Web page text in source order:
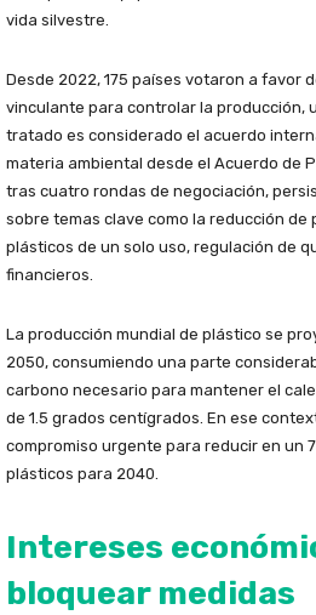
vida silvestre.
Desde 2022, 175 países votaron a favor
vinculante para controlar la producción,
tratado es considerado el acuerdo
materia ambiental desde el Acuerdo de
tras cuatro rondas de negociación,
sobre temas clave como la reducción de
plásticos de un solo uso, regulación de
financieros.
La producción mundial de plástico se
2050, consumiendo una parte
carbono necesario para mantener el
de 1.5 grados centígrados. En ese
compromiso urgente para reducir en un
plásticos para 2040.
Intereses
bloquear medidas